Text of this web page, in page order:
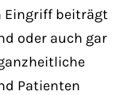
Eingriff beiträgt
oder auch gar
Patienten